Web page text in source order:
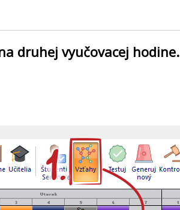
druhej vyučovacej hodine.